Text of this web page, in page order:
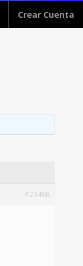
Crear Cuenta
#23468